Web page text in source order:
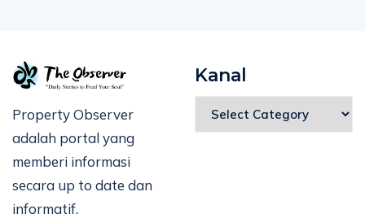
Property Observer
adalah portal yang
memberi informasi
secara up to date dan
informatif.
Kanal